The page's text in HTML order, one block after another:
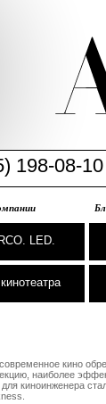
198-08-
LED.
кино
наиболее
киноинженера